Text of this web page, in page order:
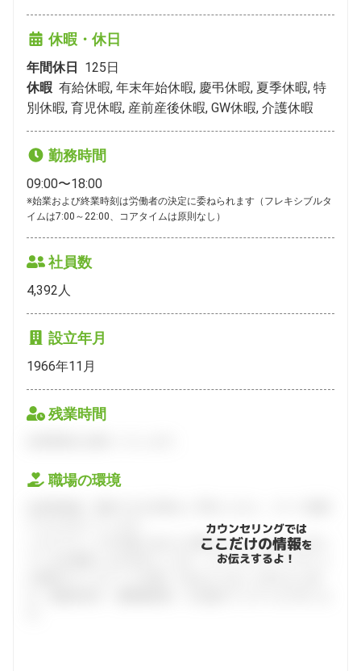
休暇・休日
年間休日 125日
休暇 有給休暇, 年末年始休暇, 慶弔休暇, 夏季休暇, 特
別休暇, 育児休暇, 産前産後休暇, GW休暇, 介護休暇
勤務時間
09:00〜18:00
※始業および終業時刻は労働者の決定に委ねられます（フレキシブルタ
イムは7:00～22:00、コアタイムは原則なし）
社員数
4,392人
設立年月
1966年11月
残業時間
職場の環境
ハタラクティブが企業とあなたの間に立って、あなたに向い
ている仕事探しをお手伝いします。キャリアアドバイザーと
カウンセリングでは
ここだけの情報を
お伝えするよ！